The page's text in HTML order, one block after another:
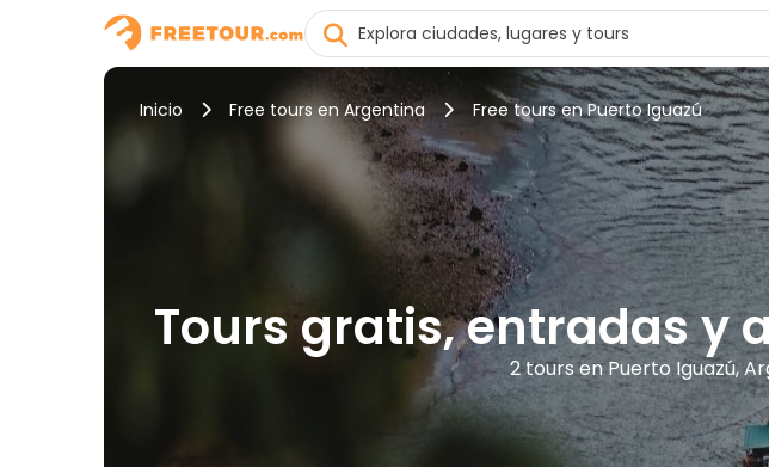
Inicio Free tours en Argentina Free tours en Puerto Iguazú
Tours gratis, entradas y
2 tours en Puerto Iguazú,